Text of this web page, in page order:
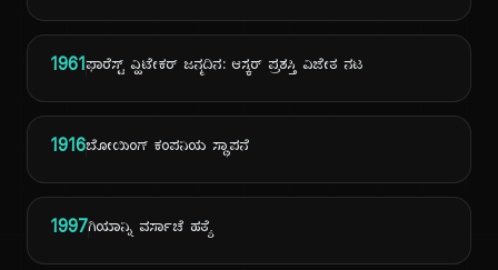
1961ಫಾರೆಸ್ಟ್ ವ್ಹಿಟೇಕರ್ ಜನ್ಮದಿನ: ಆಸ್ಕರ್ ಪ್ರಶಸ್ತಿ ವಿಜೇತ ನಟ
1916ಬೋಯಿಂಗ್ ಕಂಪನಿಯ ಸ್ಥಾಪನೆ
1997ಗಿಯಾನ್ನಿ ವರ್ಸಾಚೆ ಹತ್ಯೆ